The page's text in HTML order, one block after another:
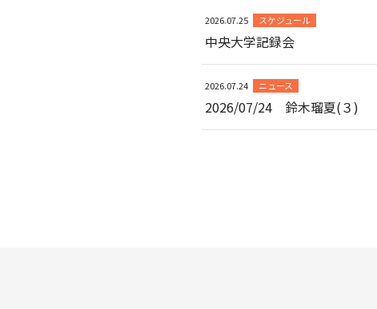
2026.07.25 スケジュール
中央大学記録会
2026.07.24 ニュース
2026/07/24 鈴木瑠夏(３)